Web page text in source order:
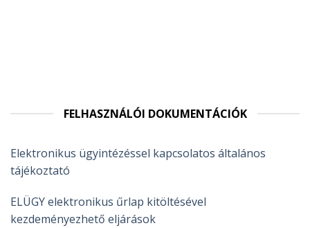
FELHASZNÁLÓI DOKUMENTÁCIÓK
Elektronikus ügyintézéssel kapcsolatos általános
tájékoztató
ELÜGY elektronikus űrlap kitöltésével
kezdeményezhető eljárások